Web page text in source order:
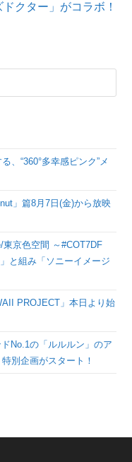
クター」がコラボ！
、“360°多幸感ピンク”メ
」篇8月7日(金)から放映
京色空間 ～#COT7DF
と組み「ソニーイメージ
PROJECT」本日より始
No.1の「ルルルン」のア
別企画がスタート！